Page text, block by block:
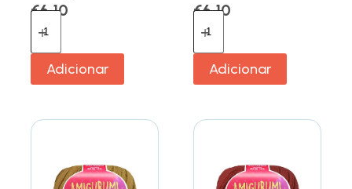
€6.10
Adicionar
€6.10
Adicionar